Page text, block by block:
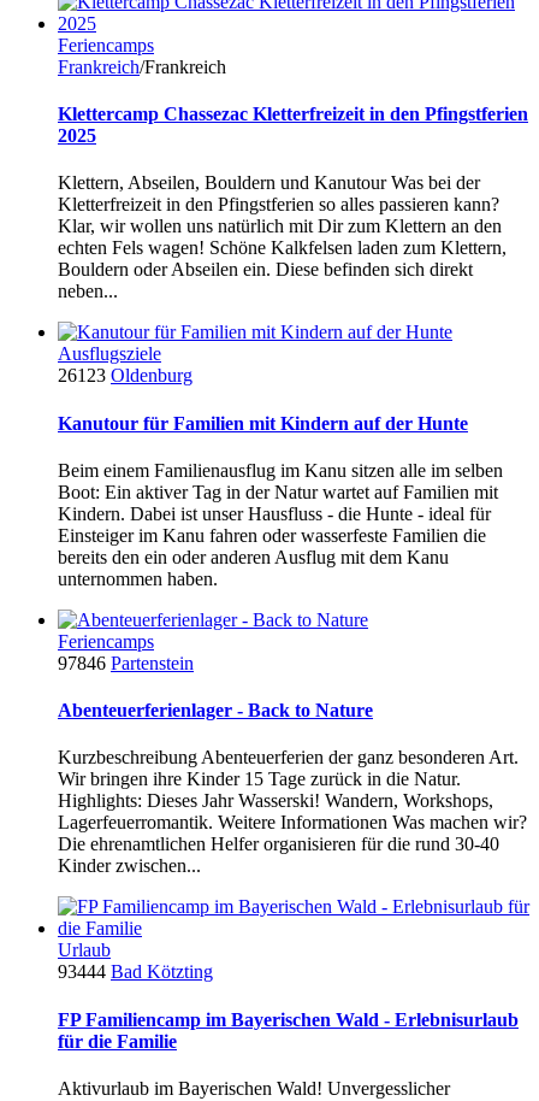
Feriencamps
Frankreich/Frankreich
Klettercamp Chassezac Kletterfreizeit in den Pfingstferien
2025
Klettern, Abseilen, Bouldern und Kanutour Was bei der
Kletterfreizeit in den Pfingstferien so alles passieren kann?
Klar, wir wollen uns natürlich mit Dir zum Klettern an den
echten Fels wagen! Schöne Kalkfelsen laden zum Klettern,
Bouldern oder Abseilen ein. Diese befinden sich direkt
neben...
Ausflugsziele
26123 Oldenburg
Kanutour für Familien mit Kindern auf der Hunte
Beim einem Familienausflug im Kanu sitzen alle im selben
Boot: Ein aktiver Tag in der Natur wartet auf Familien mit
Kindern. Dabei ist unser Hausfluss - die Hunte - ideal für
Einsteiger im Kanu fahren oder wasserfeste Familien die
bereits den ein oder anderen Ausflug mit dem Kanu
unternommen haben.
Feriencamps
97846 Partenstein
Abenteuerferienlager - Back to Nature
Kurzbeschreibung Abenteuerferien der ganz besonderen Art.
Wir bringen ihre Kinder 15 Tage zurück in die Natur.
Highlights: Dieses Jahr Wasserski! Wandern, Workshops,
Lagerfeuerromantik. Weitere Informationen Was machen wir?
Die ehrenamtlichen Helfer organisieren für die rund 30-40
Kinder zwischen...
Urlaub
93444 Bad Kötzting
FP Familiencamp im Bayerischen Wald - Erlebnisurlaub
für die Familie
Aktivurlaub im Bayerischen Wald! Unvergesslicher